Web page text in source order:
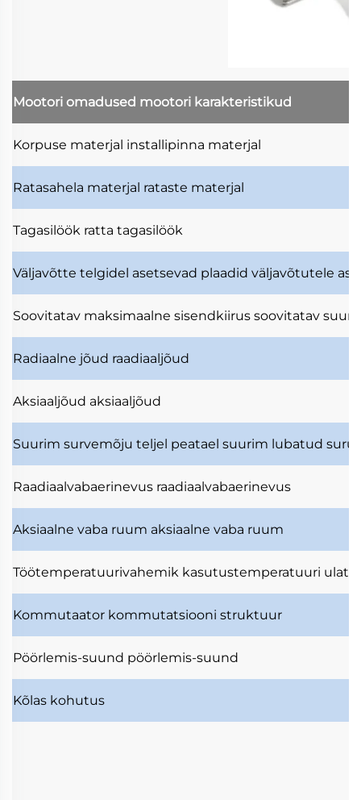
Mootori omadused mootori karakteristikud
Korpuse materjal installipinna materjal
Ratasahela materjal rataste materjal
Tagasilöök ratta tagasilöök
Väljavõtte telgidel asetsevad plaadid väljavõtutele
Soovitatav maksimaalne sisendkiirus soovitatav
Radiaalne jõud raadiaaljõud
Aksiaaljõud aksiaaljõud
Suurim survemõju teljel peatael suurim lubatud
Raadiaalvabaerinevus raadiaalvabaerinevus
Aksiaalne vaba ruum aksiaalne vaba ruum
Töötemperatuurivahemik kasutustemperatuuri
Kommutaator kommutatsiooni struktuur
Pöörlemis-suund pöörlemis-suund
Kõlas kohutus